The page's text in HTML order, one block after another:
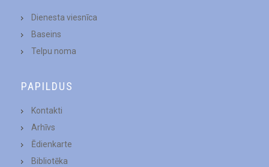
Dienesta viesnīca
Baseins
Telpu noma
PAPILDUS
Kontakti
Arhīvs
Ēdienkarte
Bibliotēka